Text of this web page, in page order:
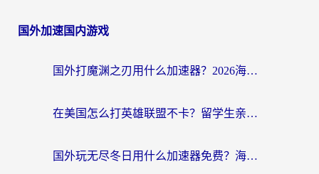
国外加速国内游戏
国外打魔渊之刃用什么加速器？2026海外玩家国服游戏加速全攻略（附闪耀暖暖&复苏的魔女避坑指南）
在美国怎么打英雄联盟不卡？留学生亲测的国服游戏加速全攻略
国外玩无尽冬日用什么加速器免费？海外党国服游戏加速避坑指南